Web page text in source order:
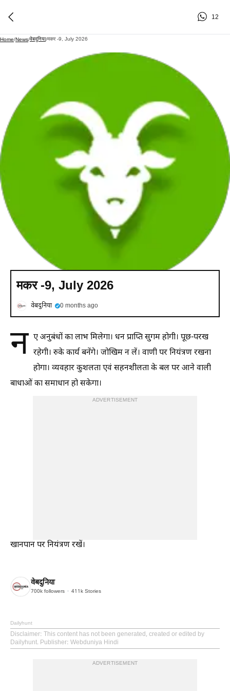
12
Home/News/वेबदुनिया/मकर -9, July 2026
मकर -9, July 2026
वेबदुनिया 0 months ago
न ए अनुबंधों का लाभ मिलेगा। धन प्राप्ति सुगम होगी। पूछ-परख
रहेगी। रुके कार्य बनेंगे। जोखिम न लें। वाणी पर नियंत्रण रखना
होगा। व्यवहार कुशलता एवं सहनशीलता के बल पर आने वाली
बाधाओं का समाधान हो सकेगा।
ADVERTISEMENT
खानपान पर नियंत्रण रखें।
वेबदुनिया
700k followers 411k Stories
Dailyhunt
Disclaimer: This content has not been generated, created or edited by
Dailyhunt. Publisher: Webduniya Hindi
ADVERTISEMENT